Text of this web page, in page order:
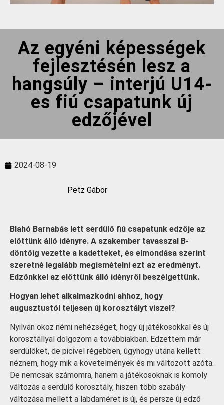
Az egyéni képességek
fejlesztésén lesz a
hangsúly – interjú U14-
es fiú csapatunk új
edzőjével
2024-08-19
Petz Gábor
Blahó Barnabás lett serdülő fiú csapatunk edzője az
előttünk álló idényre. A szakember tavasszal B-
döntőig vezette a kadetteket, és elmondása szerint
szeretné legalább megismételni ezt az eredményt.
Edzőnkkel az előttünk álló idényről beszélgettünk.
Hogyan lehet alkalmazkodni ahhoz, hogy
augusztustól teljesen új korosztályt viszel?
Nyilván okoz némi nehézséget, hogy új játékosokkal és új
korosztállyal dolgozom a továbbiakban. Edzettem már
serdülőket, de picivel régebben, úgyhogy utána kellett
néznem, hogy mik a követelmények és mi változott azóta.
De nemcsak számomra, hanem a játékosoknak is komoly
változás a serdülő korosztály, hiszen több szabály
változása mellett a labdaméret is új, és persze új edző